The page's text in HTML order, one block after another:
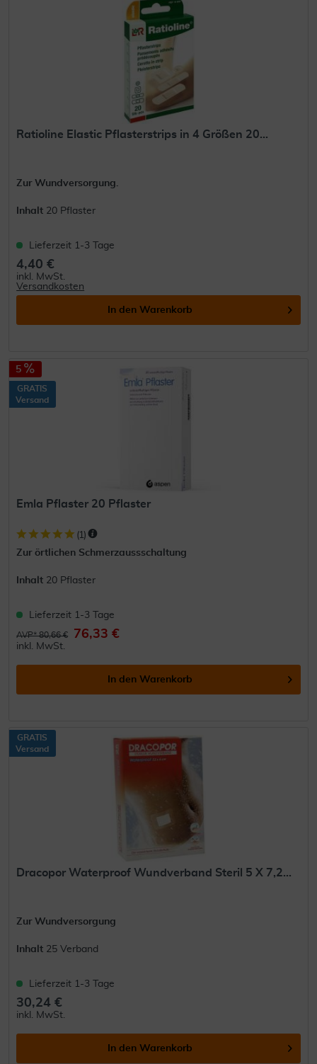
Ratioline Elastic Pflasterstrips in 4 Größen 20...
Zur Wundversorgung.
Inhalt 20 Pflaster
Lieferzeit 1-3 Tage
4,40 €
inkl. MwSt.
Versandkosten
In den Warenkorb
5
GRATIS
Versand
Emla Pflaster 20 Pflaster
(1 )
Zur örtlichen Schmerzaussschaltung
Inhalt 20 Pflaster
Lieferzeit 1-3 Tage
AVP* 80,66 € 76,33 €
inkl. MwSt.
In den Warenkorb
GRATIS
Versand
Dracopor Waterproof Wundverband Steril 5 X 7,2...
Zur Wundversorgung
Inhalt 25 Verband
Lieferzeit 1-3 Tage
30,24 €
inkl. MwSt.
In den Warenkorb